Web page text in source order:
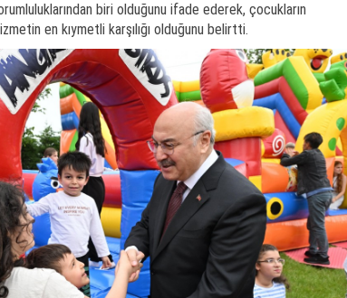
biri olduğunu ifade ederek, çocukların
en kıymetli karşılığı olduğunu belirtti.